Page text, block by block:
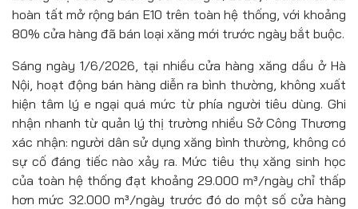
hoàn tất mở rộng bán E10 trên toàn hệ thống, với khoảng
80% cửa hàng đã bán loại xăng mới trước ngày bắt buộc.
Sáng ngày 1/6/2026, tại nhiều cửa hàng xăng dầu ở Hà
Nội, hoạt động bán hàng diễn ra bình thường, không xuất
hiện tâm lý e ngại quá mức từ phía người tiêu dùng. Ghi
nhận nhanh từ quản lý thị trường nhiều Sở Công Thương
xác nhận: người dân sử dụng xăng bình thường, không có
sự cố đáng tiếc nào xảy ra. Mức tiêu thụ xăng sinh học
của toàn hệ thống đạt khoảng 29.000 m³/ngày chỉ thấp
hơn mức 32.000 m³/ngày trước đó do một số cửa hàng